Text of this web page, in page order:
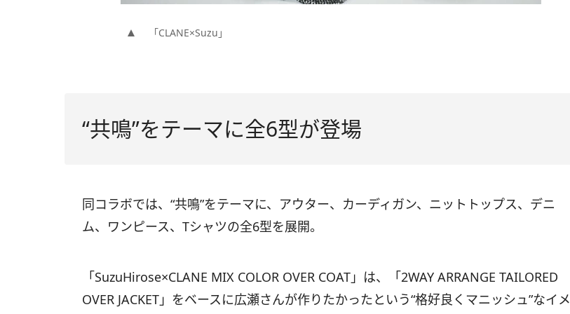
「CLANE×Suzu」
“共鳴”をテーマに全6型が登場
同コラボでは、“共鳴”をテーマに、アウター、カーディガン、ニットトップス、デニ
ム、ワンピース、Tシャツの全6型を展開。
「SuzuHirose×CLANE MIX COLOR OVER COAT」は、「2WAY ARRANGE TAILORED
OVER JACKET」をベースに広瀬さんが作りたかったという“格好良くマニッシュ”なイメ